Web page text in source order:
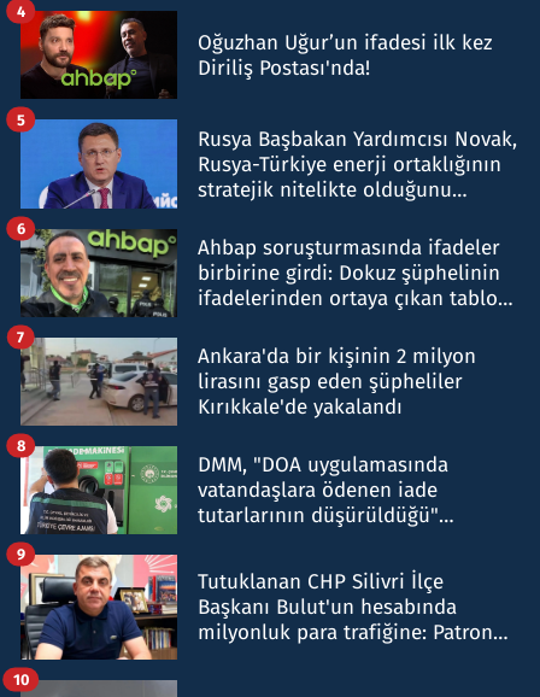
Oğuzhan Uğur’un ifadesi ilk kez
Diriliş Postası'nda!
4
Rusya Başbakan Yardımcısı Novak,
Rusya-Türkiye enerji ortaklığının
stratejik nitelikte olduğunu
5
Ahbap soruşturmasında ifadeler
birbirine girdi: Dokuz şüphelinin
ifadelerinden ortaya çıkan tablo
6
Ankara'da bir kişinin 2 milyon
lirasını gasp eden şüpheliler
Kırıkkale'de yakalandı
7
DMM, "DOA uygulamasında
vatandaşlara ödenen iade
tutarlarının düşürüldüğü"
8
Tutuklanan CHP Silivri İlçe
Başkanı Bulut'un hesabında
milyonluk para trafiğine: Patron
9
10